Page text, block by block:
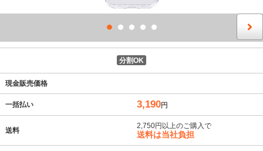
分割OK
現金販売価格
一括払い 3,190円
送料
2,750円以上のご購入で
送料は当社負担